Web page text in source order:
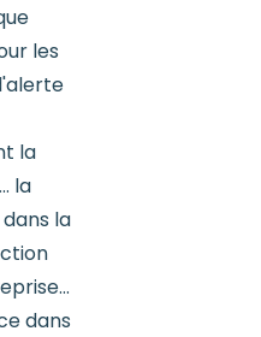
les
la
la
la
dans